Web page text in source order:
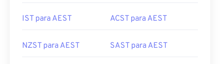
IST para AEST ACST para AEST
NZST para AEST SAST para AEST